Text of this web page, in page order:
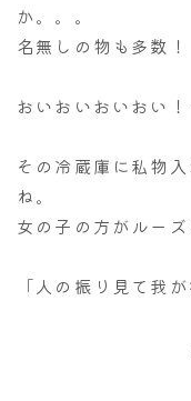
か。。。
名無しの物も多数！
おいおいおいおい
その冷蔵庫に私物
ね。
女の子の方がルー
「人の振り見て我